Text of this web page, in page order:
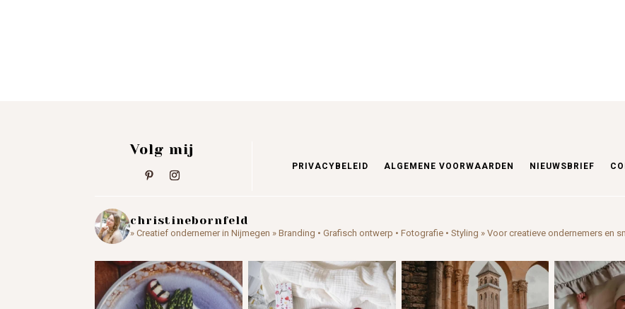
Volg mij
PRIVACYBELEID ALGEMENE VOORWAARDEN NIEUWSBRIEF
christinebornfeld
» Creatief ondernemer in Nijmegen » Branding • Grafisch ontwerp • Fotografie • Styling » Voor creatieve ondernemers en